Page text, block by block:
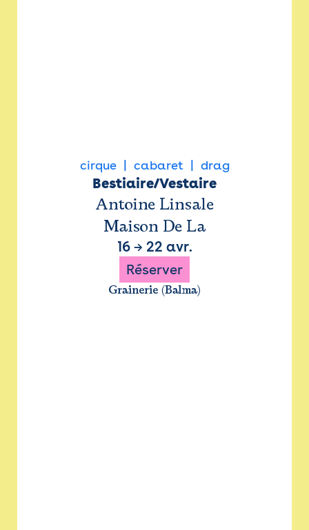
cirque cabaret drag
Bestiaire/Vestaire
Antoine Linsale
Maison De La
16→ 22 avr.
Réserver
Grainerie (Balma)